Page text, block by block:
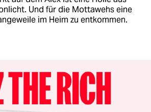
Und für die Mottawehs eine
im Heim zu entkommen.